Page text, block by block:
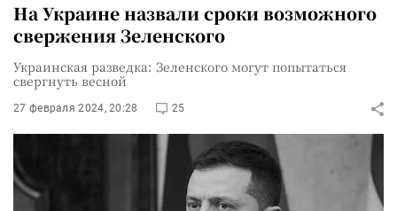
На Украине назвали сроки возможного
свержения Зеленского
Украинская разведка: Зеленского могут попытаться
свергнуть весной
27 февраля 2024, 20:28 25